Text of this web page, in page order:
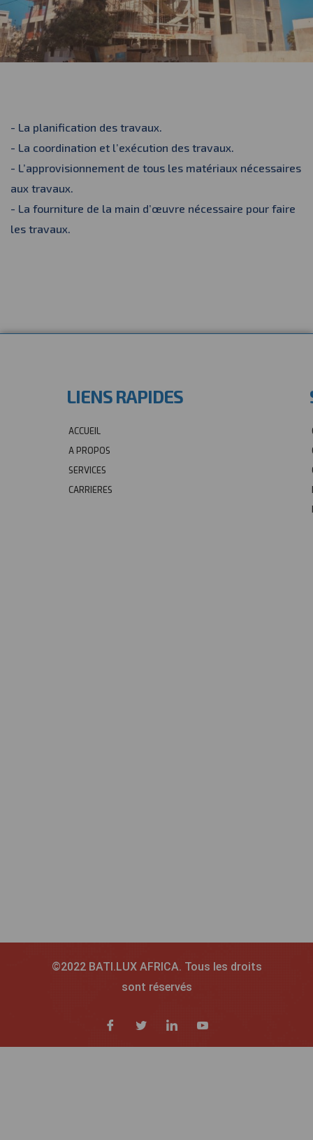
- La planification des travaux.
- La coordination et l’exécution des travaux.
- L’approvisionnement de tous les matériaux nécessaires
aux travaux.
- La fourniture de la main d’œuvre nécessaire pour faire
les travaux.
LIENS RAPIDES
ACCUEIL
A PROPOS
SERVICES
CARRIERES
©2022 BATI.LUX AFRICA. Tous les droits
sont réservés